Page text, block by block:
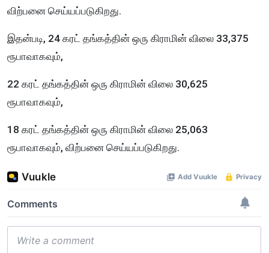
விற்பனை செய்யப்படுகிறது.
இதன்படி, 24 கரட் தங்கத்தின் ஒரு கிராமின் விலை 33,375
ரூபாவாகவும்,
22 கரட் தங்கத்தின் ஒரு கிராமின் விலை 30,625
ரூபாவாகவும்,
18 கரட் தங்கத்தின் ஒரு கிராமின் விலை 25,063
ரூபாவாகவும், விற்பனை செய்யப்படுகிறது.